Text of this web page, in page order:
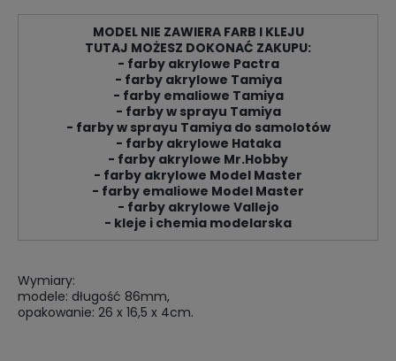
MODEL NIE ZAWIERA FARB I KLEJU
TUTAJ MOŻESZ DOKONAĆ ZAKUPU:
- farby akrylowe Pactra
- farby akrylowe Tamiya
- farby emaliowe Tamiya
- farby w sprayu Tamiya
- farby w sprayu Tamiya do samolotów
- farby akrylowe Hataka
- farby akrylowe Mr.Hobby
- farby akrylowe Model Master
- farby emaliowe Model Master
- farby akrylowe Vallejo
- kleje i chemia modelarska
Wymiary:
modele: długość 86mm,
opakowanie: 26 x 16,5 x 4cm.